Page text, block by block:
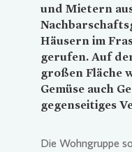
und Mietern
Häusern im
gerufen. Auf
großen Fläche
Gemüse auch
gegenseitiges
Die Wohngruppe